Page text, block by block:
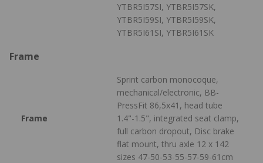
YTBR5I57SI, YTBR5I57SK,
YTBR5I59SI, YTBR5I59SK,
YTBR5I61SI, YTBR5I61SK
Frame
Frame
Sprint carbon monocoque,
mechanical/electronic, BB-
PressFit 86,5x41, head tube
1.4"-1.5", integrated seat clamp,
full carbon dropout, Disc brake
flat mount, thru axle 12 x 142
sizes 47-50-53-55-57-59-61cm